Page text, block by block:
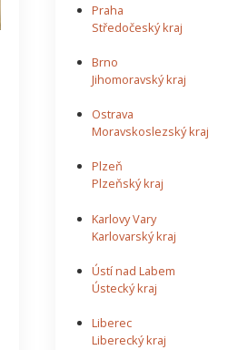
Praha
Středočeský kraj
Brno
Jihomoravský kraj
Ostrava
Moravskoslezský kraj
Plzeň
Plzeňský kraj
Karlovy Vary
Karlovarský kraj
Ústí nad Labem
Ústecký kraj
Liberec
Liberecký kraj